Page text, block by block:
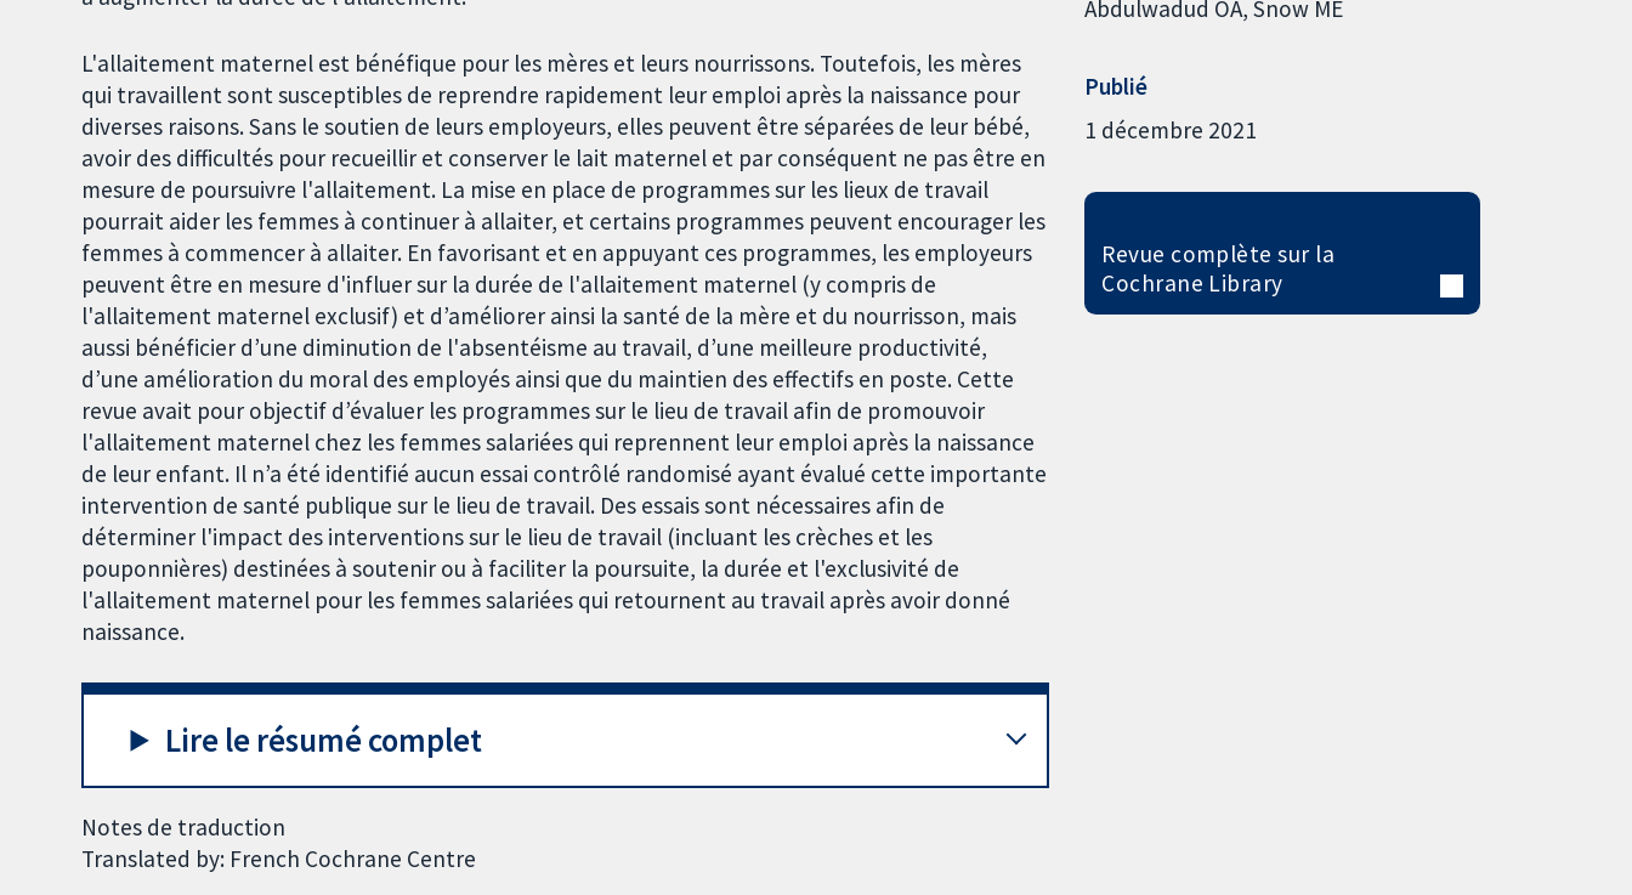
L'allaitement maternel est bénéfique pour les mères et leurs nourrissons. Toutefois, les mères
qui travaillent sont susceptibles de reprendre rapidement leur emploi après la naissance pour
diverses raisons. Sans le soutien de leurs employeurs, elles peuvent être séparées de leur bébé,
avoir des difficultés pour recueillir et conserver le lait maternel et par conséquent ne pas être en
mesure de poursuivre l'allaitement. La mise en place de programmes sur les lieux de travail
pourrait aider les femmes à continuer à allaiter, et certains programmes peuvent encourager les
femmes à commencer à allaiter. En favorisant et en appuyant ces programmes, les employeurs
peuvent être en mesure d'influer sur la durée de l'allaitement maternel (y compris de
l'allaitement maternel exclusif) et d’améliorer ainsi la santé de la mère et du nourrisson, mais
aussi bénéficier d’une diminution de l'absentéisme au travail, d’une meilleure productivité,
d’une amélioration du moral des employés ainsi que du maintien des effectifs en poste. Cette
revue avait pour objectif d’évaluer les programmes sur le lieu de travail afin de promouvoir
l'allaitement maternel chez les femmes salariées qui reprennent leur emploi après la naissance
de leur enfant. Il n’a été identifié aucun essai contrôlé randomisé ayant évalué cette importante
intervention de santé publique sur le lieu de travail. Des essais sont nécessaires afin de
déterminer l'impact des interventions sur le lieu de travail (incluant les crèches et les
pouponnières) destinées à soutenir ou à faciliter la poursuite, la durée et l'exclusivité de
l'allaitement maternel pour les femmes salariées qui retournent au travail après avoir donné
naissance.
Lire le résumé complet
Notes de traduction
Translated by: French Cochrane Centre
Abdulwadud OA Snow ME
Publié
1 décembre 2021
Revue complète sur la
Cochrane Library